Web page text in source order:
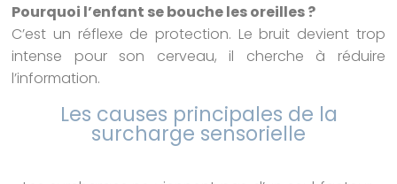
Pourquoi l’enfant se bouche les oreilles ?
C’est un réflexe de protection. Le bruit devient trop
intense pour son cerveau, il cherche à réduire
l’information.
Les causes principales de la
surcharge sensorielle